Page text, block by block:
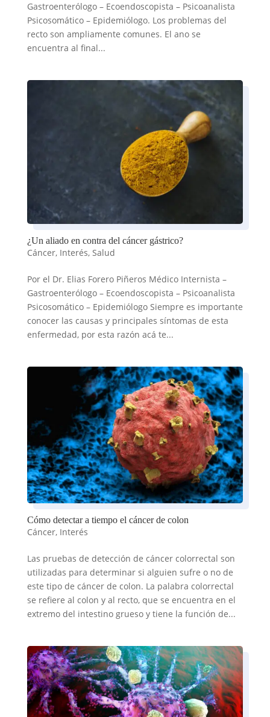
Gastroenterólogo – Ecoendoscopista – Psicoanalista
Psicosomático – Epidemiólogo. Los problemas del
recto son ampliamente comunes. El ano se
encuentra al final...
¿Un aliado en contra del cáncer gástrico?
Cáncer, Interés, Salud
Por el Dr. Elias Forero Piñeros Médico Internista –
Gastroenterólogo – Ecoendoscopista – Psicoanalista
Psicosomático – Epidemiólogo Siempre es importante
conocer las causas y principales síntomas de esta
enfermedad, por esta razón acá te...
Cómo detectar a tiempo el cáncer de colon
Cáncer, Interés
Las pruebas de detección de cáncer colorrectal son
utilizadas para determinar si alguien sufre o no de
este tipo de cáncer de colon. La palabra colorrectal
se refiere al colon y al recto, que se encuentra en el
extremo del intestino grueso y tiene la función de...